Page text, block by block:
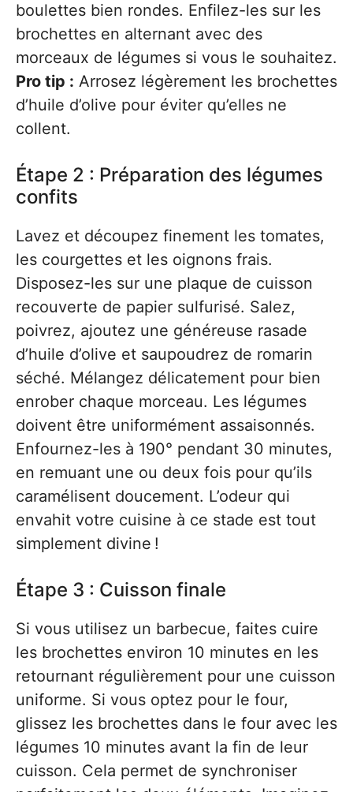
boulettes bien rondes. Enfilez-les sur les
brochettes en alternant avec des
morceaux de légumes si vous le souhaitez.
Pro tip : Arrosez légèrement les brochettes
d’huile d’olive pour éviter qu’elles ne
collent.
Étape 2 : Préparation des légumes
confits
Lavez et découpez finement les tomates,
les courgettes et les oignons frais.
Disposez-les sur une plaque de cuisson
recouverte de papier sulfurisé. Salez,
poivrez, ajoutez une généreuse rasade
d’huile d’olive et saupoudrez de romarin
séché. Mélangez délicatement pour bien
enrober chaque morceau. Les légumes
doivent être uniformément assaisonnés.
Enfournez-les à 190° pendant 30 minutes,
en remuant une ou deux fois pour qu’ils
caramélisent doucement. L’odeur qui
envahit votre cuisine à ce stade est tout
simplement divine !
Étape 3 : Cuisson finale
Si vous utilisez un barbecue, faites cuire
les brochettes environ 10 minutes en les
retournant régulièrement pour une cuisson
uniforme. Si vous optez pour le four,
glissez les brochettes dans le four avec les
légumes 10 minutes avant la fin de leur
cuisson. Cela permet de synchroniser